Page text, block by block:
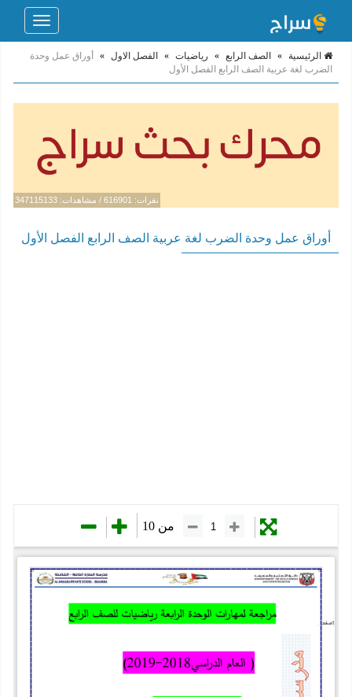
Toggle
الرئيسية » الصف الرابع » رياضيات » الفصل الاول »
أوراق عمل وحدة
الضرب لغة عربية الصف الرابع الفصل الأول
نقرات: 616901 / مشاهدات: 347115133
أوراق عمل وحدة الضرب لغة عربية الصف الرابع الفصل الأول